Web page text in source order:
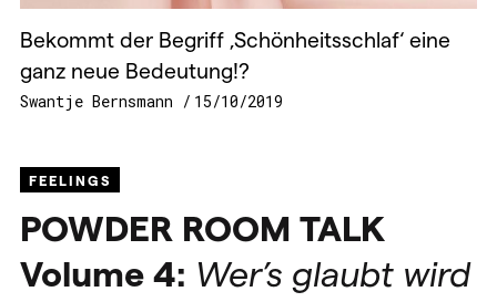
Bekommt der Begriff ‚Schönheitsschlaf‘ eine
ganz neue Bedeutung!?
Swantje Bernsmann 15/10/2019
FEELINGS
POWDER ROOM TALK
Volume 4: Wer’s glaubt wird